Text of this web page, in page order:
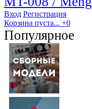
Вход Регистрация
Корзина пуста... +0
Популярное